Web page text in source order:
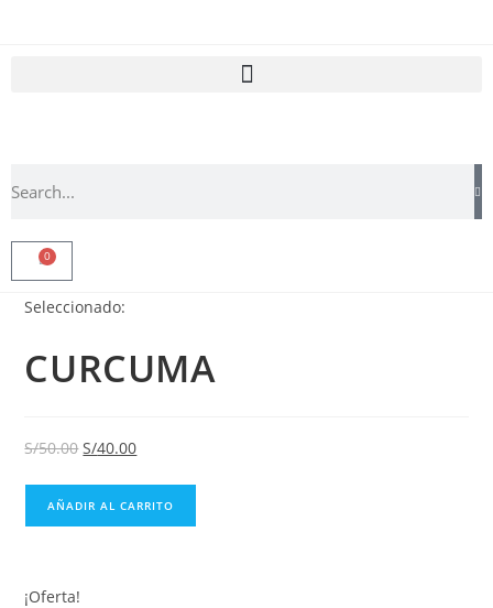
0
Seleccionado:
CURCUMA
S/50.00 S/40.00
AÑADIR AL CARRITO
¡Oferta!